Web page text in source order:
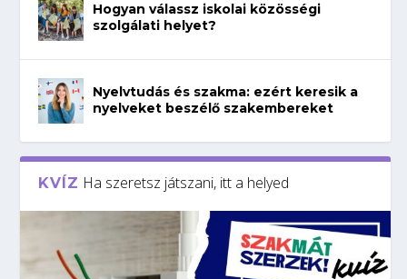
Hogyan válassz iskolai közösségi
szolgálati helyet?
Nyelvtudás és szakma: ezért keresik a
nyelveket beszélő szakembereket
KVÍZ Ha szeretsz játszani, itt a helyed